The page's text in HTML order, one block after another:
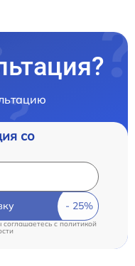
со
соглашаетесь cполитикой